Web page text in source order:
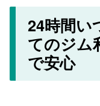
24時間い
てのジム
で安心